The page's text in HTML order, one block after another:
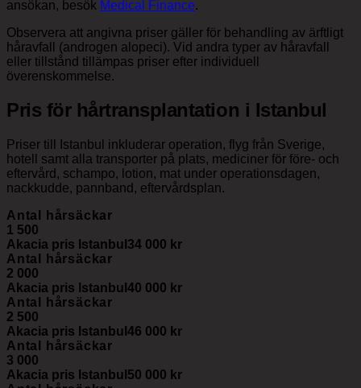
ansökan, besök Medical Finance.
Observera att angivna priser gäller för behandling av ärftligt
håravfall (androgen alopeci). Vid andra typer av håravfall
eller tillstånd tillämpas priser efter individuell
överenskommelse.
Pris för hårtransplantation i Istanbul
Priser till Istanbul inkluderar operation, flyg från Sverige,
hotell samt alla transporter på plats, mediciner för före- och
eftervård, schampo, lotion, mat under operationsdagen,
nackkudde, pannband, eftervårdsplan.
Antal hårsäckar
1 500
Akacia pris Istanbul 34 000 kr
Antal hårsäckar
2 000
Akacia pris Istanbul 40 000 kr
Antal hårsäckar
2 500
Akacia pris Istanbul 46 000 kr
Antal hårsäckar
3 000
Akacia pris Istanbul 50 000 kr